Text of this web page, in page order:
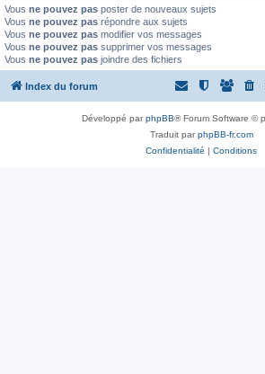
Vous ne pouvez pas poster de nouveaux sujets
Vous ne pouvez pas répondre aux sujets
Vous ne pouvez pas modifier vos messages
Vous ne pouvez pas supprimer vos messages
Vous ne pouvez pas joindre des fichiers
Index du forum
Développé parphpBB® Forum Software ©
Traduit parphpBB-fr.com
Confidentialité | Conditions